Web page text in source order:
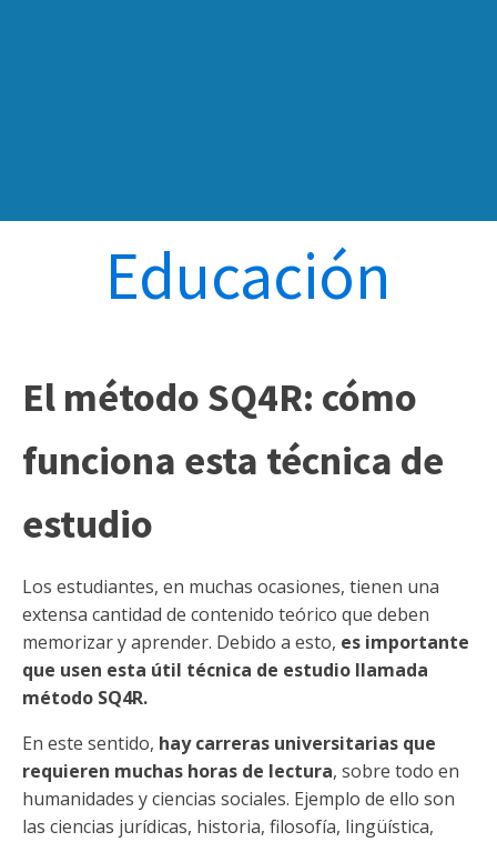
Educación
El método SQ4R: cómo
funciona esta técnica de
estudio
Los estudiantes, en muchas ocasiones, tienen una
extensa cantidad de contenido teórico que deben
memorizar y aprender. Debido a esto, es importante
que usen esta útil técnica de estudio llamada
método SQ4R.
En este sentido, hay carreras universitarias que
requieren muchas horas de lectura, sobre todo en
humanidades y ciencias sociales. Ejemplo de ello son
las ciencias jurídicas, historia, filosofía, lingüística,